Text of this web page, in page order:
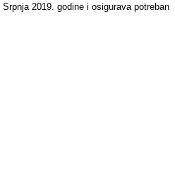
2019. godine i osigurava potreban